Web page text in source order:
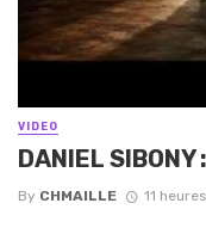
VIDEO
DANIEL SIBONY
By CHMAILLE 11